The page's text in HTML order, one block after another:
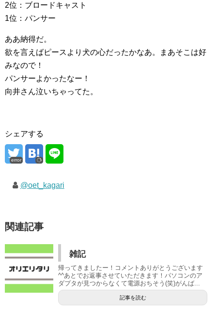
2位：ブロードキャスト
1位：パンサー
ああ納得だ。
欲を言えばピースより犬の心だったかなあ。まあそこは好
みなので！
パンサーよかったなー！
向井さん泣いちゃってた。
シェアする
error
@oet_kagari
関連記事
雑記
帰ってきましたー！コメントありがとうございます
^^あとでお返事させていただきます！パソコンのア
ダプタが見つからなくて電源おちそう(笑)がんば...
記事を読む